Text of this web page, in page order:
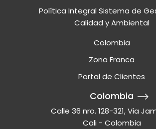
Política Integral Sistema de
Calidad y Ambiental
Colombia
Zona Franca
Portal de Clientes
Colombia
Calle 36 nro. 128-321, Via
Cali - Colombia